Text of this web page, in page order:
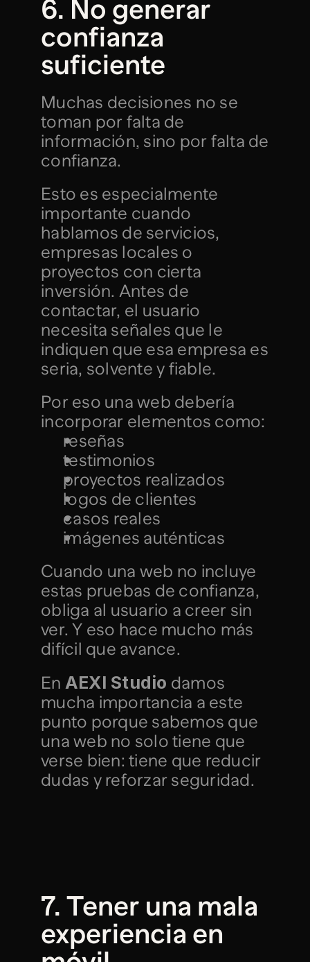
6. No generar
confianza
suficiente
Muchas decisiones no se
toman por falta de
información, sino por falta de
confianza.
Esto es especialmente
importante cuando
hablamos de servicios,
empresas locales o
proyectos con cierta
inversión. Antes de
contactar, el usuario
necesita señales que le
indiquen que esa empresa es
seria, solvente y fiable.
Por eso una web debería
incorporar elementos como:
reseñas
testimonios
proyectos realizados
logos de clientes
casos reales
imágenes auténticas
Cuando una web no incluye
estas pruebas de confianza,
obliga al usuario a creer sin
ver. Y eso hace mucho más
difícil que avance.
En AEXI Studio damos
mucha importancia a este
punto porque sabemos que
una web no solo tiene que
verse bien: tiene que reducir
dudas y reforzar seguridad.
7. Tener una mala
experiencia en